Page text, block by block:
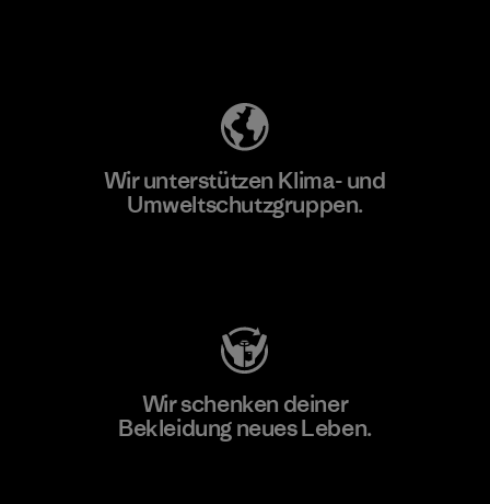
Wir unterstützen Klima- und
Umweltschutzgruppen.
Wir schenken deiner
Bekleidung neues Leben.